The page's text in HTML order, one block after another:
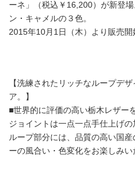
ーネ」（税込￥16,200）が新登
ン・キャメルの３色。
2015年10月1日（木）より販売開
【洗練されたリッチなループデ
ア。】
■世界的に評価の高い栃木レザー
ジョイントは一点一点手仕上げの
ループ部分には、品質の高い国
ーの風合い・色変化をお楽しみい